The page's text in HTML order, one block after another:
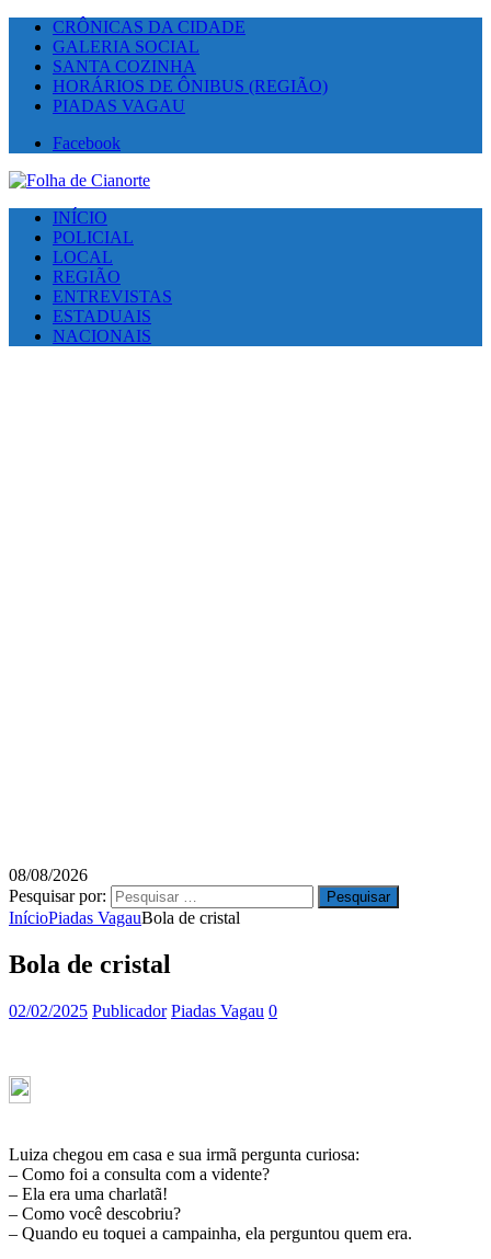
CRÔNICAS DA CIDADE
GALERIA SOCIAL
SANTA COZINHA
HORÁRIOS DE ÔNIBUS (REGIÃO)
PIADAS VAGAU
Facebook
INÍCIO
POLICIAL
LOCAL
REGIÃO
ENTREVISTAS
ESTADUAIS
NACIONAIS
08/08/2026
Pesquisar por:
InícioPiadas VagauBola de cristal
Bola de cristal
02/02/2025 Publicador Piadas Vagau 0
Luiza chegou em casa e sua irmã pergunta curiosa:
– Como foi a consulta com a vidente?
– Ela era uma charlatã!
– Como você descobriu?
– Quando eu toquei a campainha, ela perguntou quem era.